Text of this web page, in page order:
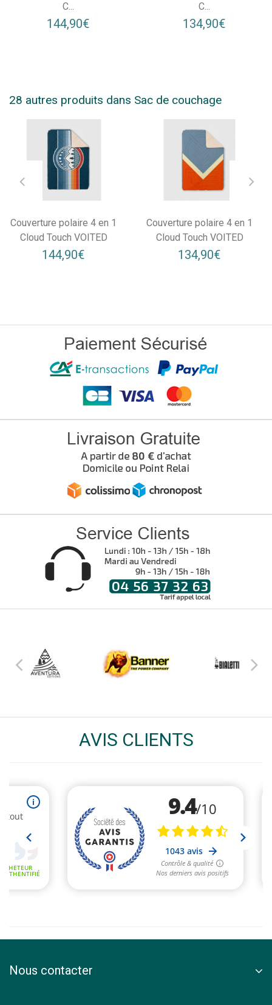
C...
144,90€
C...
134,90€
28 autres produits dans Sac de couchage
Couverture polaire 4 en 1
Cloud Touch VOITED
144,90€
Couverture polaire 4 en 1
Cloud Touch VOITED
134,90€
AVIS CLIENTS
Nous contacter